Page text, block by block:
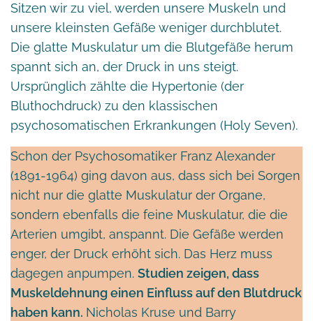
Sitzen wir zu viel, werden unsere Muskeln und
unsere kleinsten Gefäße weniger durchblutet.
Die glatte Muskulatur um die Blutgefäße herum
spannt sich an, der Druck in uns steigt.
Ursprünglich zählte die Hypertonie (der
Bluthochdruck) zu den klassischen
psychosomatischen Erkrankungen (Holy Seven).
Schon der Psychosomatiker Franz Alexander
(1891-1964) ging davon aus, dass sich bei Sorgen
nicht nur die glatte Muskulatur der Organe,
sondern ebenfalls die feine Muskulatur, die die
Arterien umgibt, anspannt. Die Gefäße werden
enger, der Druck erhöht sich. Das Herz muss
dagegen anpumpen. Studien zeigen, dass
Muskeldehnung einen Einfluss auf den Blutdruck
haben kann. Nicholas Kruse und Barry